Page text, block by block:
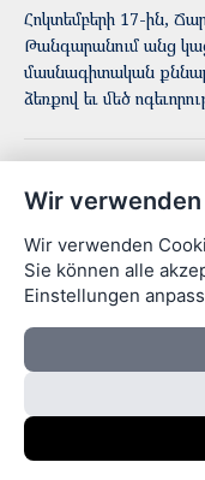
Հոկտեմբերի 17-ին,
Թանգարանում անց
մասնագիտական
ձեռքով եւ մեծ
© 2026
Wir
Wir verwenden
Sie können alle
Einstellungen